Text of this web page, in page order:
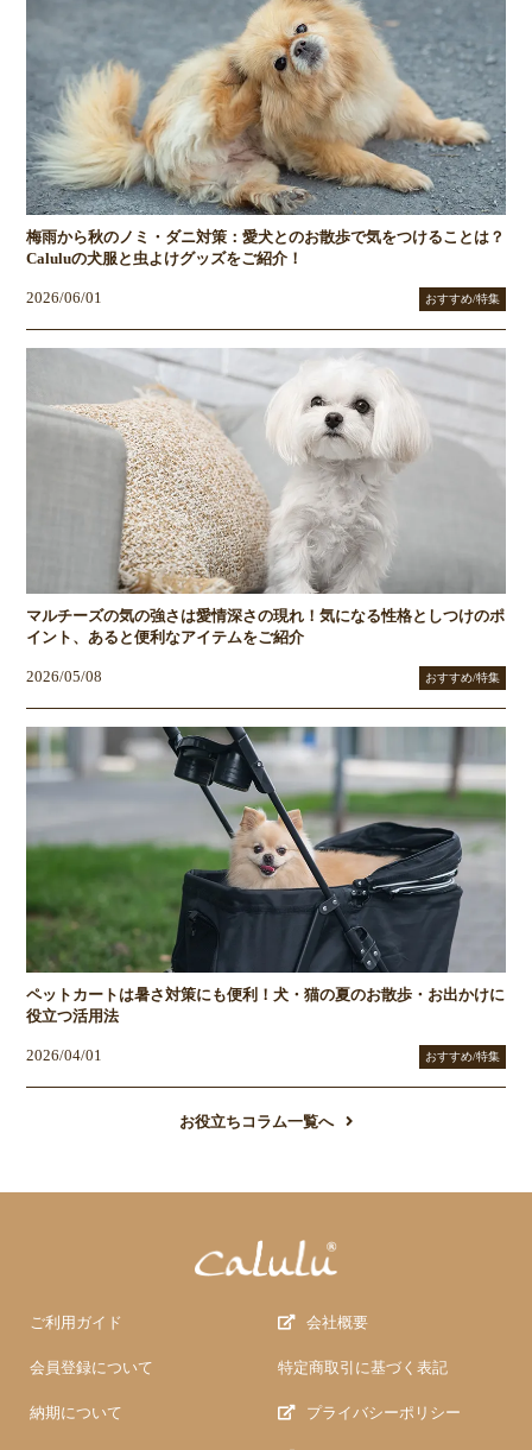
梅雨から秋のノミ・ダニ対策：愛犬とのお散歩で気をつけることは？
Caluluの犬服と虫よけグッズをご紹介！
2026/06/01 おすすめ/特集
マルチーズの気の強さは愛情深さの現れ！気になる性格としつけのポ
イント、あると便利なアイテムをご紹介
2026/05/08 おすすめ/特集
ペットカートは暑さ対策にも便利！犬・猫の夏のお散歩・お出かけに
役立つ活用法
2026/04/01 おすすめ/特集
お役立ちコラム一覧へ
ご利用ガイド
会員登録について
納期について
会社概要
特定商取引に基づく表記
プライバシーポリシー